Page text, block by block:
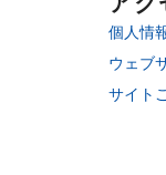
個人情
ウェブ
サイト